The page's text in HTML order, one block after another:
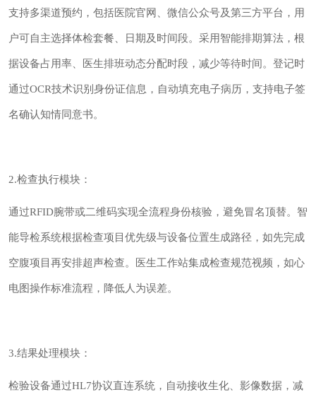
支持多渠道预约，包括医院官网、微信公众号及第三方平台，用
户可自主选择体检套餐、日期及时间段。采用智能排期算法，根
据设备占用率、医生排班动态分配时段，减少等待时间。登记时
通过OCR技术识别身份证信息，自动填充电子病历，支持电子签
名确认知情同意书。
2.检查执行模块：
通过RFID腕带或二维码实现全流程身份核验，避免冒名顶替。智
能导检系统根据检查项目优先级与设备位置生成路径，如先完成
空腹项目再安排超声检查。医生工作站集成检查规范视频，如心
电图操作标准流程，降低人为误差。
3.结果处理模块：
检验设备通过HL7协议直连系统，自动接收生化、影像数据，减